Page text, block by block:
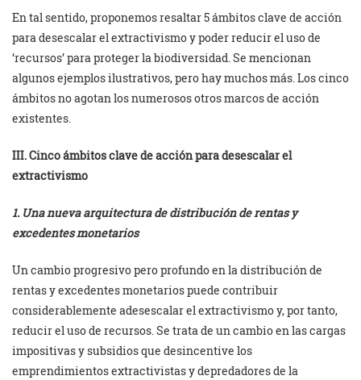
En tal sentido, proponemos resaltar 5 ámbitos clave de acción
para desescalar el extractivismo y poder reducir el uso de
‘recursos’ para proteger la biodiversidad. Se mencionan
algunos ejemplos ilustrativos, pero hay muchos más. Los cinco
ámbitos no agotan los numerosos otros marcos de acción
existentes.
III. Cinco ámbitos clave de acción para desescalar el
extractivismo
1. Una nueva arquitectura de distribución de rentas y
excedentes monetarios
Un cambio progresivo pero profundo en la distribución de
rentas y excedentes monetarios puede contribuir
considerablemente adesescalar el extractivismo y, por tanto,
reducir el uso de recursos. Se trata de un cambio en las cargas
impositivas y subsidios que desincentive los
emprendimientos extractivistas y depredadores de la